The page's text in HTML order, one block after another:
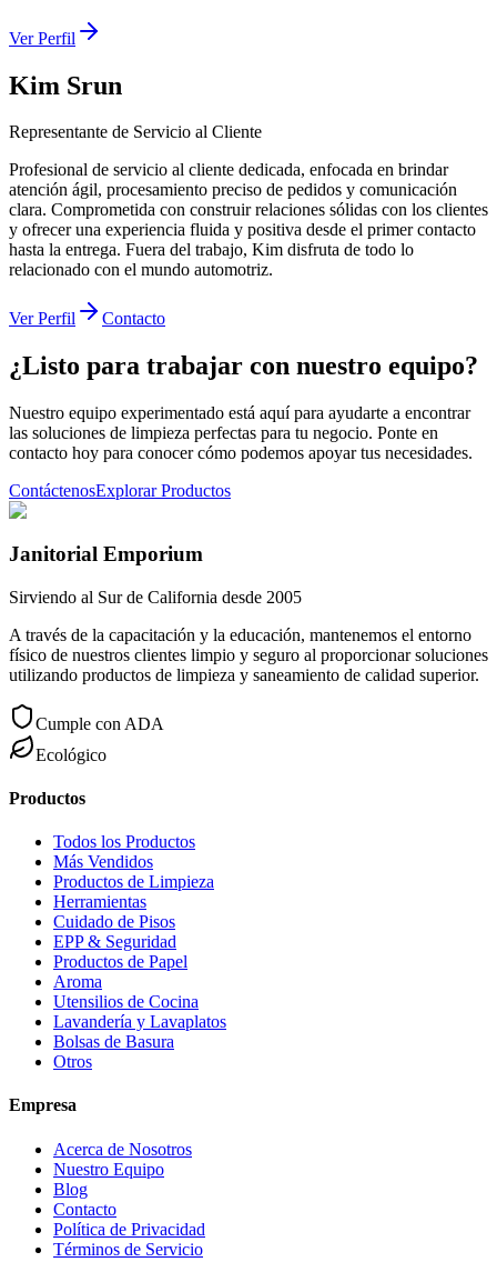
Ver Perfil
Kim Srun
Representante de Servicio al Cliente
Profesional de servicio al cliente dedicada, enfocada en brindar
atención ágil, procesamiento preciso de pedidos y comunicación
clara. Comprometida con construir relaciones sólidas con los clientes
y ofrecer una experiencia fluida y positiva desde el primer contacto
hasta la entrega. Fuera del trabajo, Kim disfruta de todo lo
relacionado con el mundo automotriz.
Ver Perfil Contacto
¿Listo para trabajar con nuestro equipo?
Nuestro equipo experimentado está aquí para ayudarte a encontrar
las soluciones de limpieza perfectas para tu negocio. Ponte en
contacto hoy para conocer cómo podemos apoyar tus necesidades.
ContáctenosExplorar Productos
Janitorial Emporium
Sirviendo al Sur de California desde 2005
A través de la capacitación y la educación, mantenemos el entorno
físico de nuestros clientes limpio y seguro al proporcionar soluciones
utilizando productos de limpieza y saneamiento de calidad superior.
Cumple con ADA
Ecológico
Productos
Todos los Productos
Más Vendidos
Productos de Limpieza
Herramientas
Cuidado de Pisos
EPP & Seguridad
Productos de Papel
Aroma
Utensilios de Cocina
Lavandería y Lavaplatos
Bolsas de Basura
Otros
Empresa
Acerca de Nosotros
Nuestro Equipo
Blog
Contacto
Política de Privacidad
Términos de Servicio